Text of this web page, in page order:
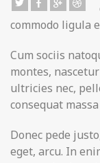
commodo ligula
Cum sociis
montes,
ultricies nec,
consequat
Donec pede
eget, arcu. In